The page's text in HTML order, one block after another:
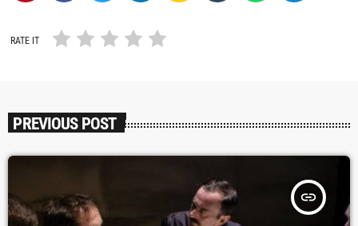
RATE IT
PREVIOUS POST
insert_link